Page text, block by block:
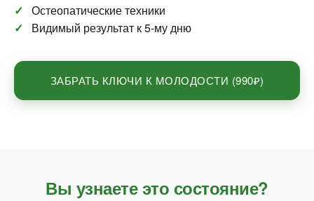
✓ Остеопатические техники
✓
Видимый результат к 5-му дню
ЗАБРАТЬ КЛЮЧИ К МОЛОДОСТИ (990₽)
Вы узнаете это состояние?